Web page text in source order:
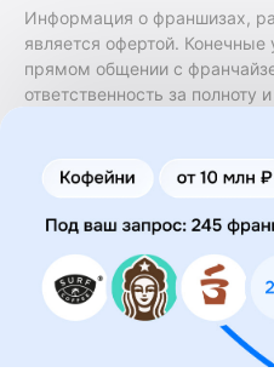
Информация о франшизах,
является офертой. Конечные
прямом общении с
ответственность за полноту
финансовые услуги.
коммерческой концессии
правообладателями/их
не является посредником
правообладателя и не несет
предоставления франшизы и
осуществленные на
на сайте или полученной